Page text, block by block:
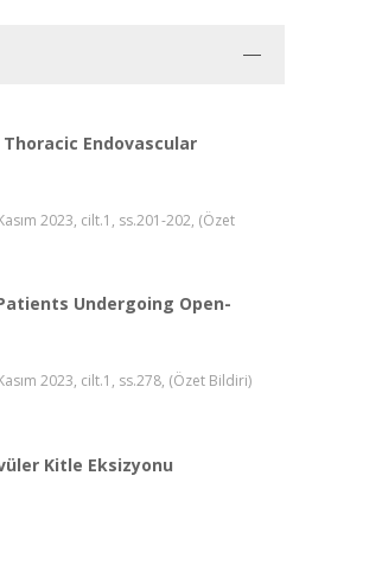
Endovascular
2023, cilt.1, ss.201-202, (Özet
Undergoing Open-
2023, cilt.1, ss.278, (Özet Bildiri)
Kitle Eksizyonu